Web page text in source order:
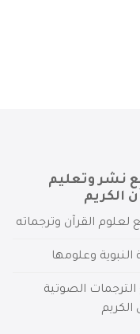
نشر وتعليم
الكريم
لعلوم القرآن وترجماته
النبوية وعلومها
الصوتية
الكريم